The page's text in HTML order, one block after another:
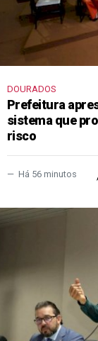
DOURADOS
Prefeitura
sistema que
risco
Há 56 minutos